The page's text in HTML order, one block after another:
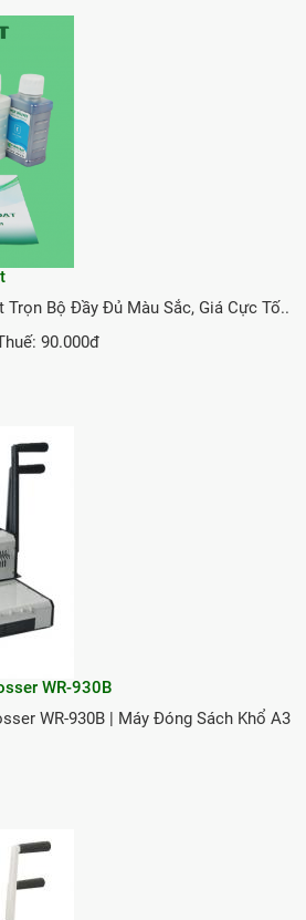
Trọn Bộ Đầy Đủ Màu Sắc, Giá Cực Tố..
90.000đ
WR-930B
WR-930B | Máy Đóng Sách Khổ A3